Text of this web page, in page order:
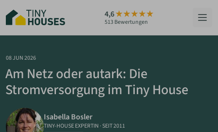
Hauptinhalt
springen
4,6
513 Bewertungen
HÄUSER
BERATUNG
RATGEBER
08 JUN 2026
Am Netz oder autark: Die
Stromversorgung im Tiny House
Isabella Bosler
TINY-HOUSE EXPERTIN · SEIT 2011